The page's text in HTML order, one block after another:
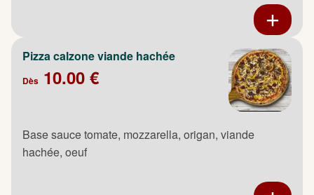
Pizza calzone viande hachée
Dès 10.00 €
Base sauce tomate, mozzarella, origan, viande
hachée, oeuf